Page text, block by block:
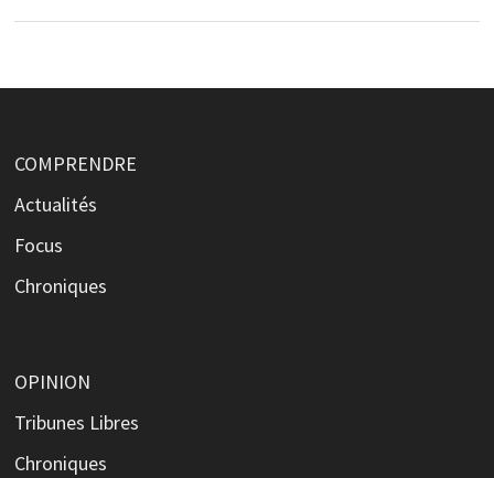
COMPRENDRE
Actualités
Focus
Chroniques
OPINION
Tribunes Libres
Chroniques